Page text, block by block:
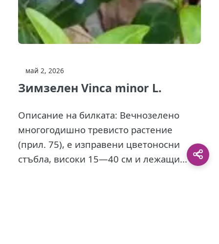
май 2, 2026
Зимзелен Vinca minor L.
Описание на билката: Вечнозелено
многогодишно тревисто растение
(прил. 75), е изправени цветоносни
стъбла, високи 15—40 см и лежащи...